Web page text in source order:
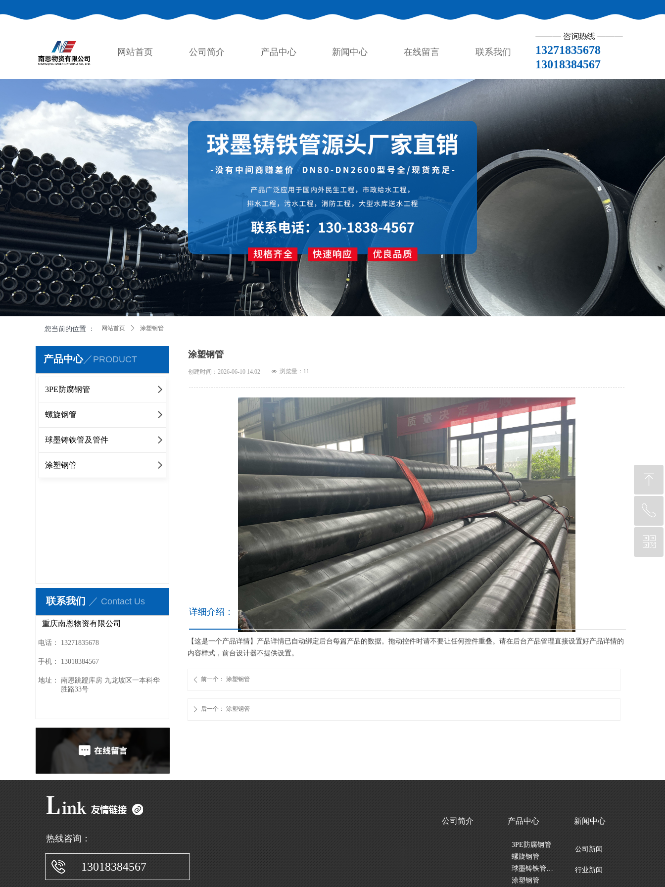
13271835678
13018384567
网站首页 公司简介 产品中心 新闻中心 在线留言 联系我们
产品中心／ PRODUCT
3PE防腐钢管
螺旋钢管
球墨铸铁管及管件
涂塑钢管
联系我们 ／ Contact Us
重庆南恩物资有限公司
电话： 13271835678
手机： 13018384567
地址：
南恩跳蹬库房 九龙坡区一本科华
胜路33号
您当前的位置 ： 网站首页 ꄲ 涂塑钢管
涂塑钢管
创建时间： 2026-06-10 14:02 넶 浏览量： 11
详细介绍：
【这是一个产品详情】产品详情已自动绑定后台每篇产品的数据。拖动控件时请不要让任何控件重叠。请在后台产品管理直接设置好产品详情的
内容样式，前台设计器不提供设置。
ꄴ 前一个： 涂塑钢管
ꄲ 后一个： 涂塑钢管
热线咨询：
13018384567
公司简介 产品中心 新闻中心
3PE防腐钢管
螺旋钢管
球墨铸铁管及管件
涂塑钢管
公司新闻
行业新闻
ꁸ
回到顶部
ꂅ
13271835678
ꀥ